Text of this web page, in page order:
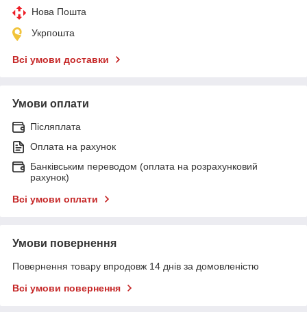
Нова Пошта
Укрпошта
Всі умови доставки
Умови оплати
Післяплата
Оплата на рахунок
Банківським переводом (оплата на розрахунковий
рахунок)
Всі умови оплати
Умови повернення
Повернення товару впродовж 14 днів за домовленістю
Всі умови повернення